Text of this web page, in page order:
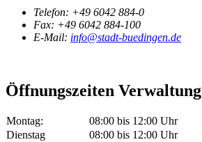
Telefon: +49 6042 884-0
Fax: +49 6042 884-100
E-Mail: info@stadt-buedingen.de
Öffnungszeiten Verwaltung
Montag:
08:00 bis 12:00 Uhr
Dienstag
08:00 bis 12:00 Uhr